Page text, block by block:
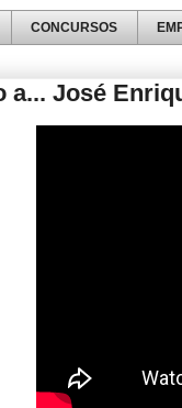
CONCURSOS
a... José